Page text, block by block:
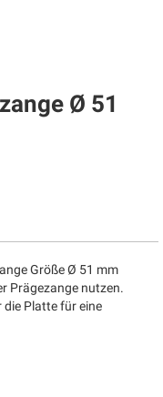
Ø 51
Größe Ø 51 mm
Prägezange nutzen.
Platte für eine